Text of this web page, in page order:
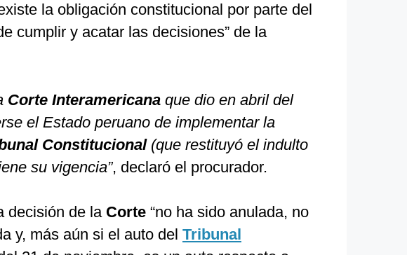
la obligación constitucional por parte del
cumplir y acatar las decisiones” de la
Corte Interamericana que dio en abril del
el Estado peruano de implementar la
Constitucional(que restituyó el indulto
su vigencia”, declaró el procurador.
decisión de la Corte “no ha sido anulada, no
y, más aún si el auto del Tribunal